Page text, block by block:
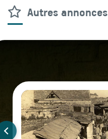
Autres annonces